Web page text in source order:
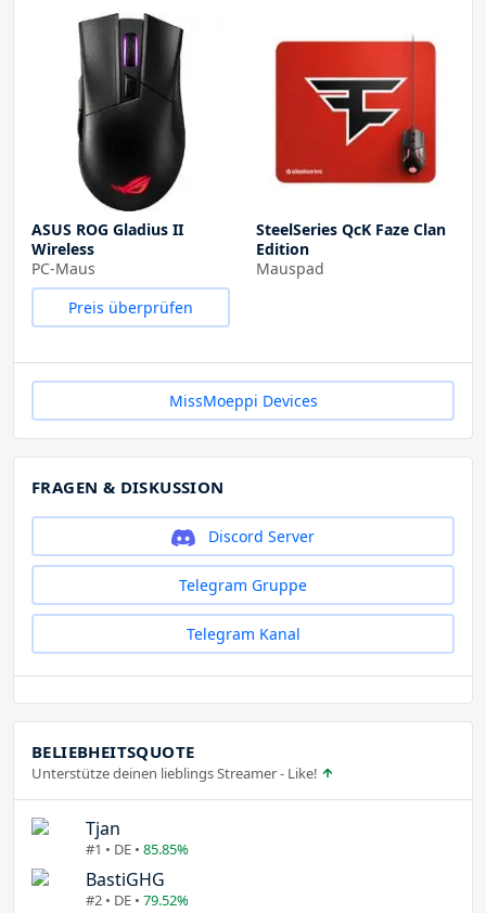
ASUS ROG Gladius II
Wireless
PC-Maus
Preis überprüfen
SteelSeries QcK Faze Clan
Edition
Mauspad
MissMoeppi Devices
FRAGEN & DISKUSSION
Discord Server
Telegram Gruppe
Telegram Kanal
BELIEBHEITSQUOTE
Unterstütze deinen lieblings Streamer - Like!
Tjan
#1 • DE • 85.85%
BastiGHG
#2 • DE • 79.52%